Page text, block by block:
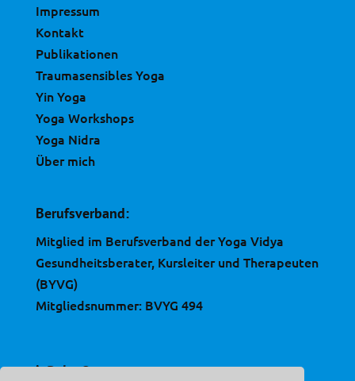
Impressum
Kontakt
Publikationen
Traumasensibles Yoga
Yin Yoga
Yoga Workshops
Yoga Nidra
Über mich
Berufsverband:
Mitglied im Berufsverband der Yoga Vidya
Gesundheitsberater, Kursleiter und Therapeuten
(BYVG)
Mitgliedsnummer: BVYG 494
inRelax®